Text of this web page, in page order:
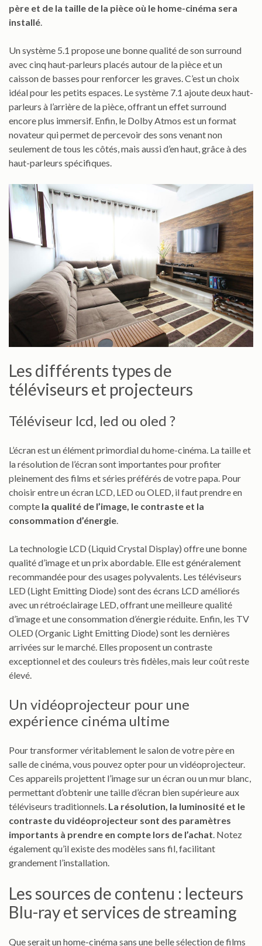
père et de la taille de la pièce où le home-cinéma sera
installé
Un système 5.1 propose une bonne qualité de son surround
avec cinq haut-parleurs placés autour de la pièce et un
caisson de basses pour renforcer les graves. C’est un choix
idéal pour les petits espaces. Le système 7.1 ajoute deux haut-
parleurs à l’arrière de la pièce, offrant un effet surround
encore plus immersif. Enfin, le Dolby Atmos est un format
novateur qui permet de percevoir des sons venant non
seulement de tous les côtés, mais aussi d’en haut, grâce à des
haut-parleurs spécifiques.
Les différents types de
téléviseurs et projecteurs
Téléviseur lcd, led ou oled ?
L’écran est un élément primordial du home-cinéma. La taille et
la résolution de l’écran sont importantes pour profiter
pleinement des films et séries préférés de votre papa. Pour
choisir entre un écran LCD, LED ou OLED, il faut prendre en
compte la qualité de l’image, le contraste et la
consommation d’énergie
La technologie LCD (Liquid Crystal Display) offre une bonne
qualité d’image et un prix abordable. Elle est généralement
recommandée pour des usages polyvalents. Les téléviseurs
LED (Light Emitting Diode) sont des écrans LCD améliorés
avec un rétroéclairage LED, offrant une meilleure qualité
d’image et une consommation d’énergie réduite. Enfin, les TV
OLED (Organic Light Emitting Diode) sont les dernières
arrivées sur le marché. Elles proposent un contraste
exceptionnel et des couleurs très fidèles, mais leur coût reste
élevé.
Un vidéoprojecteur pour une
expérience cinéma ultime
Pour transformer véritablement le salon de votre père en
salle de cinéma, vous pouvez opter pour un vidéoprojecteur.
Ces appareils projettent l’image sur un écran ou un mur blanc,
permettant d’obtenir une taille d’écran bien supérieure aux
téléviseurs traditionnels. La résolution, la luminosité et le
contraste du vidéoprojecteur sont des paramètres
importants à prendre en compte lors de l’achat . Notez
également qu’il existe des modèles sans fil, facilitant
grandement l’installation.
Les sources de contenu : lecteurs
Blu-ray et services de streaming
Que serait un home-cinéma sans une belle sélection de films